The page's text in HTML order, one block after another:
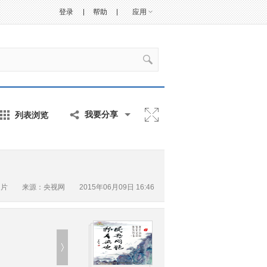
帮助 应用
登录
列表浏览 我要分享
来源：央视网 2015年06月09日 16:46